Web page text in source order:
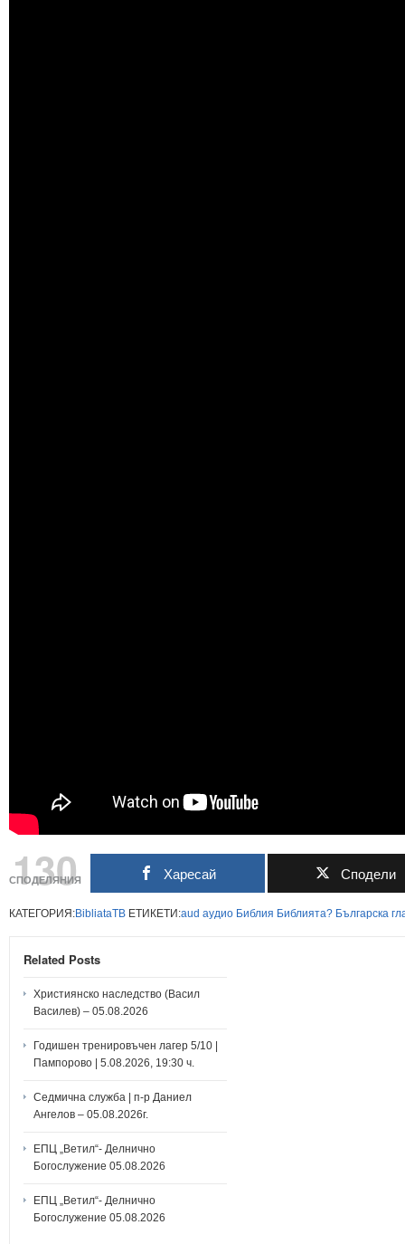
130
СПОДЕЛЯНИЯ Харесай Сподели
КАТЕГОРИЯ:BibliataTB ЕТИКЕТИ:aud аудио Библия Библията? Българска
Related Posts
Християнско наследство (Васил
Василев) – 05.08.2026
Годишен тренировъчен лагер 5/10 |
Пампорово | 5.08.2026, 19:30 ч.
Седмична служба | п-р Даниел
Ангелов – 05.08.2026г.
ЕПЦ „Ветил“- Делнично
Богослужение 05.08.2026
ЕПЦ „Ветил“- Делнично
Богослужение 05.08.2026